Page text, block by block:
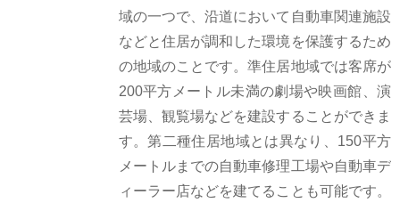
域の一つで、沿道において自動車関連施設
などと住居が調和した環境を保護するため
の地域のことです。準住居地域では客席が
200平方メートル未満の劇場や映画館、演
芸場、観覧場などを建設することができま
す。第二種住居地域とは異なり、150平方
メートルまでの自動車修理工場や自動車デ
ィーラー店などを建てることも可能です。